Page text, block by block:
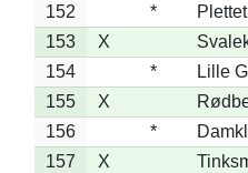
152
*
153
X
154
*
Lille
155
X
156
*
157
X